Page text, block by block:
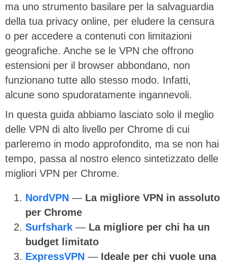
ma uno strumento basilare per la salvaguardia
della tua privacy online, per eludere la censura
o per accedere a contenuti con limitazioni
geografiche. Anche se le VPN che offrono
estensioni per il browser abbondano, non
funzionano tutte allo stesso modo. Infatti,
alcune sono spudoratamente ingannevoli.
In questa guida abbiamo lasciato solo il meglio
delle VPN di alto livello per Chrome di cui
parleremo in modo approfondito, ma se non hai
tempo, passa al nostro elenco sintetizzato delle
migliori VPN per Chrome.
NordVPN — La migliore VPN in assoluto
per Chrome
Surfshark — La migliore per chi ha un
budget limitato
ExpressVPN — Ideale per chi vuole una